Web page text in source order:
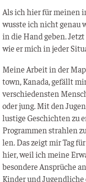
Als ich hier für mei­nen
wuss­te ich nicht genau
in die Hand geben.
wie er mich in jeder
Mei­ne Arbeit in der
town, Kana­da, gefällt
ver­schie­dens­ten
oder jung. Mit den
lus­ti­ge Geschich­ten zu
Pro­gram­men strah­len
len. Das zeigt mir Tag
hier, weil ich mei­ne
beson­de­re Ansprü­che
Kin­der und